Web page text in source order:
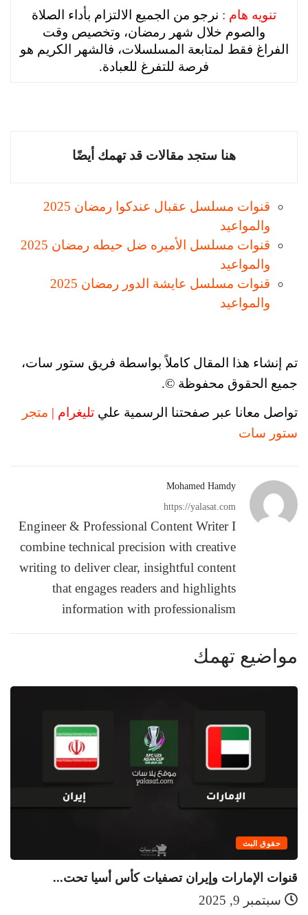
تنويه هام : نرجو من الجميع الالتزام بأداء الصلاة
والصوم خلال شهر رمضان، وتخصيص وقت
الفراغ فقط لمتابعة المسلسلات، فالشهر الكريم هو
فرصة للتفرغ للعبادة.
هنا ستجد مقالات قد تهمك أيضًا
قنوات مسلسل عقبال عندكوا رمضان 2025
والمواعيد
قنوات مسلسل الأميره ضل حيطه رمضان 2025
والمواعيد
قنوات مسلسل عايشة الدور رمضان 2025
والمواعيد
تم إنشاء هذا المقال كاملاً بواسطة فريق ستور سات،
جميع الحقوق محفوظة ©.
تواصل معانا عبر صفحتنا الرسمية علي تليغرام | متجر
ستور سات
Mohamed Hamdy
https://yalasat.com
Engineer & Professional Content Writer I
combine technical precision with creative
writing to deliver clear, insightful content
that engages readers and highlights
information with professionalism
مواضيع تهمك
حقوق البث
قنوات الإمارات وإيران تصفيات كأس أسيا تحت...
سبتمبر 9, 2025